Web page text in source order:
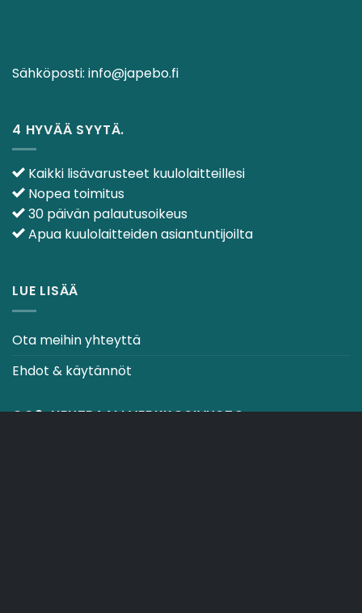
Sähköposti: info@japebo.fi
4 HYVÄÄ SYYTÄ.
Kaikki lisävarusteet kuulolaitteillesi
Nopea toimitus
30 päivän palautusoikeus
Apua kuulolaitteiden asiantuntijoilta
LUE LISÄÄ
Ota meihin yhteyttä
Ehdot & käytännöt
CO2-NEUTRAALI VERKKOSIVUSTO